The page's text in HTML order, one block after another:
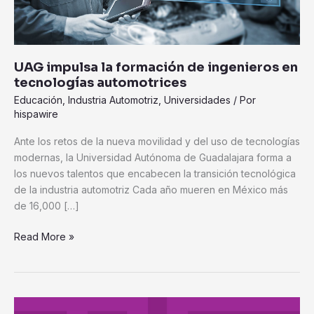
UAG impulsa la formación de ingenieros en
tecnologías automotrices
Educación Industria Automotriz Universidades / Por
hispawire
Ante los retos de la nueva movilidad y del uso de tecnologías
modernas, la Universidad Autónoma de Guadalajara forma a
los nuevos talentos que encabecen la transición tecnológica
de la industria automotriz Cada año mueren en México más
de 16,000 […]
Read More »